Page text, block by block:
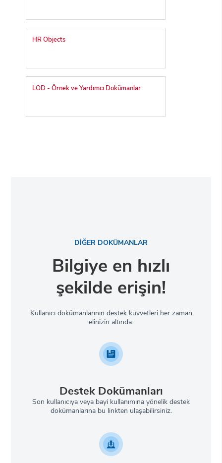
HR Objects
LOD - Örnek ve Yardımcı Dokümanlar
DİĞER DOKÜMANLAR
Bilgiye en hızlı
şekilde erişin!
Kullanıcı dokümanlarının destek kuvvetleri her zaman
elinizin altında:
Destek Dokümanları
Son kullanıcıya veya bayi kullanımına yönelik destek
dokümanlarına bu linkten ulaşabilirsiniz.